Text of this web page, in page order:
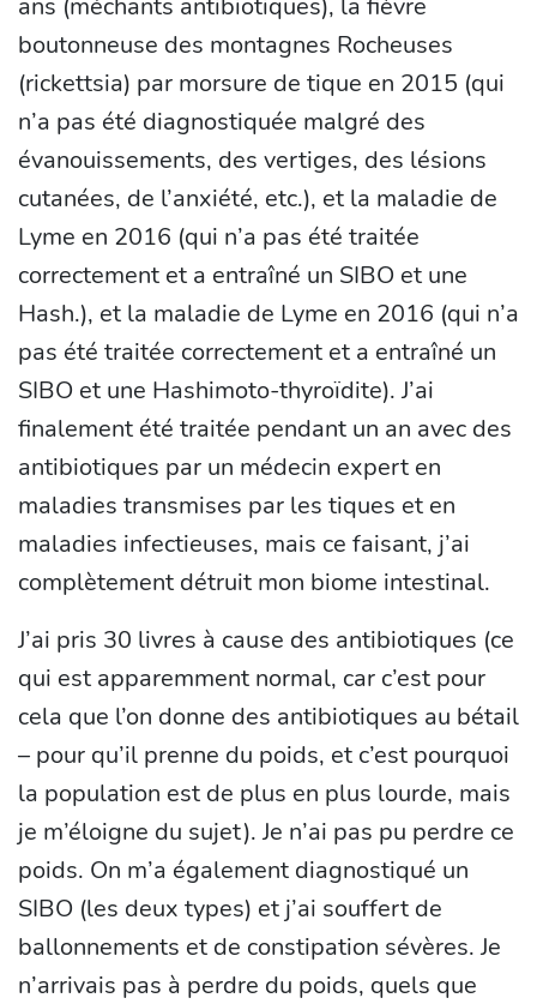
ans (méchants antibiotiques), la fièvre
boutonneuse des montagnes Rocheuses
(rickettsia) par morsure de tique en 2015 (qui
n’a pas été diagnostiquée malgré des
évanouissements, des vertiges, des lésions
cutanées, de l’anxiété, etc.), et la maladie de
Lyme en 2016 (qui n’a pas été traitée
correctement et a entraîné un SIBO et une
Hash.), et la maladie de Lyme en 2016 (qui n’a
pas été traitée correctement et a entraîné un
SIBO et une Hashimoto-thyroïdite). J’ai
finalement été traitée pendant un an avec des
antibiotiques par un médecin expert en
maladies transmises par les tiques et en
maladies infectieuses, mais ce faisant, j’ai
complètement détruit mon biome intestinal.
J’ai pris 30 livres à cause des antibiotiques (ce
qui est apparemment normal, car c’est pour
cela que l’on donne des antibiotiques au bétail
– pour qu’il prenne du poids, et c’est pourquoi
la population est de plus en plus lourde, mais
je m’éloigne du sujet). Je n’ai pas pu perdre ce
poids. On m’a également diagnostiqué un
SIBO (les deux types) et j’ai souffert de
ballonnements et de constipation sévères. Je
n’arrivais pas à perdre du poids, quels que